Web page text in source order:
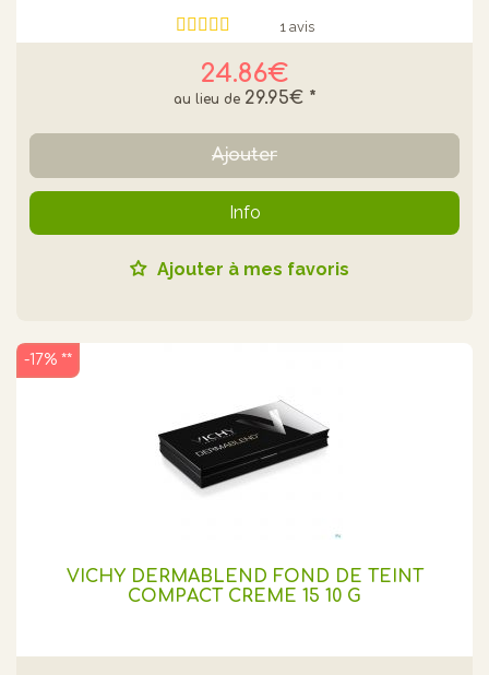
1 avis
24.86€
29.95€ *
Ajouter
Info
Ajouter à mes favoris
VICHY DERMABLEND FOND DE TEINT
COMPACT CREME 15 10 G
-17% **